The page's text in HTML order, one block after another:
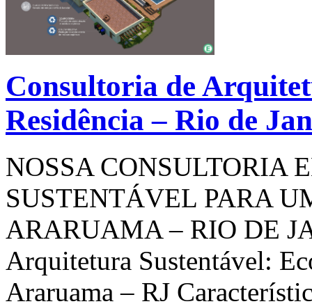
Consultoria de
Residência – Rio de
NOSSA CONSULTORIA
SUSTENTÁVEL PARA
ARARUAMA – RIO DE
Arquitetura Sustentável:
Araruama – RJ